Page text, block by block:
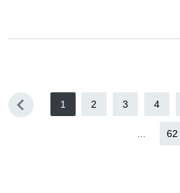
1 2 3 4
62